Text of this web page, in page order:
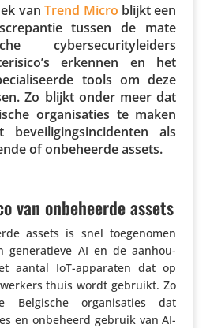
vanTrend Micro blijkt een
tussen de mate
cyber­se­cu­ri­ty­lei­ders
erkennen en het
tools om deze
Zo blijkt onder meer dat
orga­ni­sa­ties te maken
als
of onbe­heerde assets.
van onbeheerde assets
assets is snel toege­nomen
gene­ra­tieve AI en de aanhou­
aantal IoT-apparaten dat op
thuis wordt gebruikt. Zo
orga­ni­sa­ties dat
en onbeheerd gebruik van AI-